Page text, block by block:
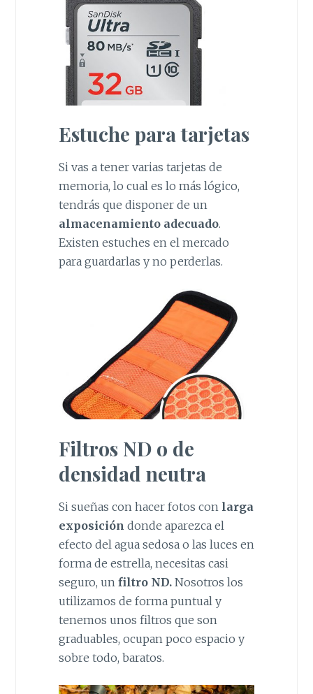
Estuche para tarjetas
Si vas a tener varias tarjetas de
memoria, lo cual es lo más lógico,
tendrás que disponer de un
almacenamiento adecuado.
Existen estuches en el mercado
para guardarlas y no perderlas.
Filtros ND o de
densidad neutra
Si sueñas con hacer fotos con larga
exposición donde aparezca el
efecto del agua sedosa o las luces en
forma de estrella, necesitas casi
seguro, un filtro ND.Nosotros los
utilizamos de forma puntual y
tenemos unos filtros que son
graduables, ocupan poco espacio y
sobre todo, baratos.